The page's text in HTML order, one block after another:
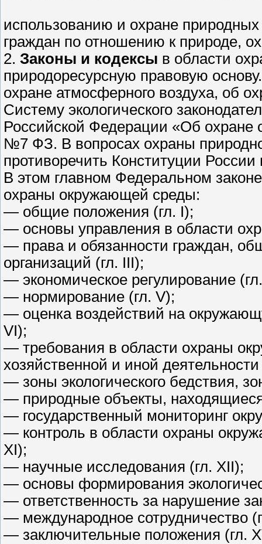
использованию и охране природных
граждан по отношению к природе,
2. Законы и кодексы в области
природоресурсную правовую
охране атмосферного воздуха, об
Систему экологического
Российской Федерации «Об охране
№7 ФЗ. В вопросах охраны
противоречить Конституции
В этом главном Федеральном
охраны окружающей среды:
— общие положения (гл. I);
— основы управления в области
— права и обязанности граждан,
организаций (гл. III);
— экономическое регулирование
— нормирование (гл. V);
— оценка воздействий на
VI);
— требования в области охраны
хозяйственной и иной
— зоны экологического бедствия,
— природные объекты,
— государственный мониторинг
— контроль в области охраны
XI);
— научные исследования (гл. XII);
— основы формирования
— ответственность за нарушение
— международное сотрудничество
— заключительные положения (гл.